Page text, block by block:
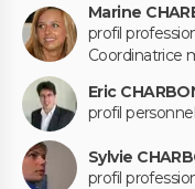
Marine
profil
Coordinatrice
Eric
profil
Sylvie
profil